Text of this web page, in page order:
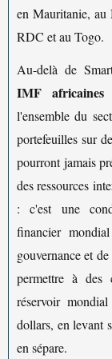
en Mauritanie, au
RDC et au Togo.
Au-delà de
IMF africaines
l'ensemble du
portefeuilles sur
pourront jamais
des ressources
: c'est une
financier
gouvernance et
permettre à des
réservoir
dollars, en levant
en sépare.